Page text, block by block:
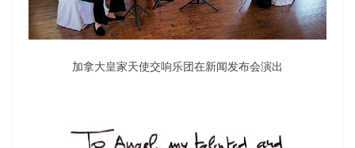
加拿大皇家天使交响乐团在新闻发布会演出